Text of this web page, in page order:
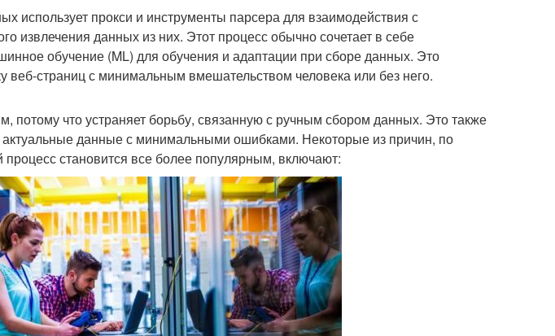
использует прокси и инструменты парсера для взаимодействия с
извлечения данных из них. Этот процесс обычно сочетает в себе
обучение (ML) для обучения и адаптации при сборе данных. Это
веб-страниц с минимальным вмешательством человека или без него.
потому что устраняет борьбу, связанную с ручным сбором данных. Это также
актуальные данные с минимальными ошибками. Некоторые из причин, по
становится все более популярным, включают: